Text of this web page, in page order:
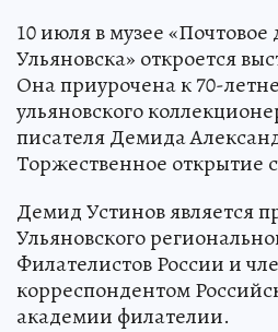
10 июля в музее
Ульяновска» откроется
Она приурочена к 70-
ульяновского
писателя Демида
Торжественное открытие
Демид Устинов является
Ульяновского
Филателистов России и
корреспондентом
академии филателии.